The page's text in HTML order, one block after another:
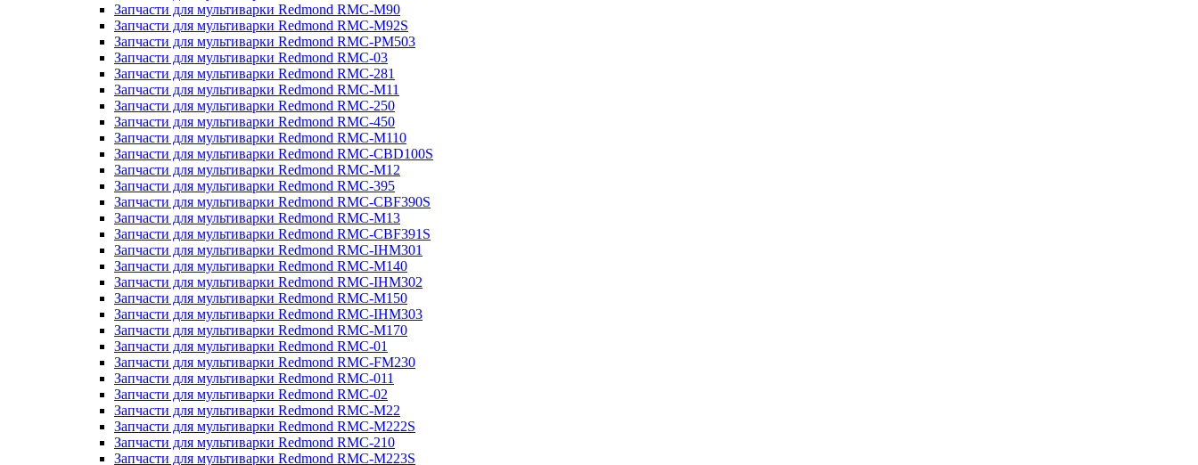
Запчасти для мультиварки Redmond RMC-M90
Запчасти для мультиварки Redmond RMC-M92S
Запчасти для мультиварки Redmond RMC-PM503
Запчасти для мультиварки Redmond RMC-03
Запчасти для мультиварки Redmond RMC-281
Запчасти для мультиварки Redmond RMC-M11
Запчасти для мультиварки Redmond RMC-250
Запчасти для мультиварки Redmond RMC-450
Запчасти для мультиварки Redmond RMC-M110
Запчасти для мультиварки Redmond RMC-CBD100S
Запчасти для мультиварки Redmond RMC-M12
Запчасти для мультиварки Redmond RMC-395
Запчасти для мультиварки Redmond RMC-CBF390S
Запчасти для мультиварки Redmond RMC-M13
Запчасти для мультиварки Redmond RMC-CBF391S
Запчасти для мультиварки Redmond RMC-IHM301
Запчасти для мультиварки Redmond RMC-M140
Запчасти для мультиварки Redmond RMC-IHM302
Запчасти для мультиварки Redmond RMC-M150
Запчасти для мультиварки Redmond RMC-IHM303
Запчасти для мультиварки Redmond RMC-M170
Запчасти для мультиварки Redmond RMC-01
Запчасти для мультиварки Redmond RMC-FM230
Запчасти для мультиварки Redmond RMC-011
Запчасти для мультиварки Redmond RMC-02
Запчасти для мультиварки Redmond RMC-M22
Запчасти для мультиварки Redmond RMC-M222S
Запчасти для мультиварки Redmond RMC-210
Запчасти для мультиварки Redmond RMC-M223S